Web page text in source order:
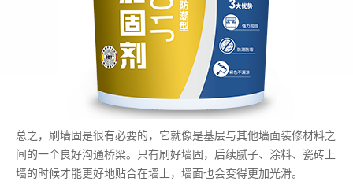
总之，刷墙固是很有必要的，它就像是基层与其他墙面装修材料之
间的一个良好沟通桥梁。只有刷好墙固，后续腻子、涂料、瓷砖上
墙的时候才能更好地贴合在墙上，墙面也会变得更加光滑。